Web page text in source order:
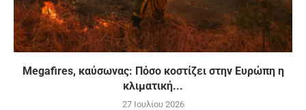
Megafires, καύσωνας: Πόσο κοστίζει στην Ευρώπη η
κλιματική...
27 Ιουλίου 2026